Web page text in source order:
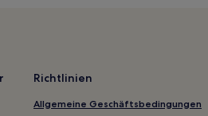
HotelsRichtlinien
Allgemeine Geschäftsbedingungen